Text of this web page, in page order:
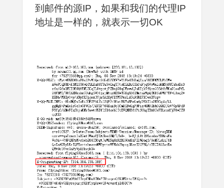
到邮件的源IP，如果和我们的代理IP
地址是一样的，就表示一切OK